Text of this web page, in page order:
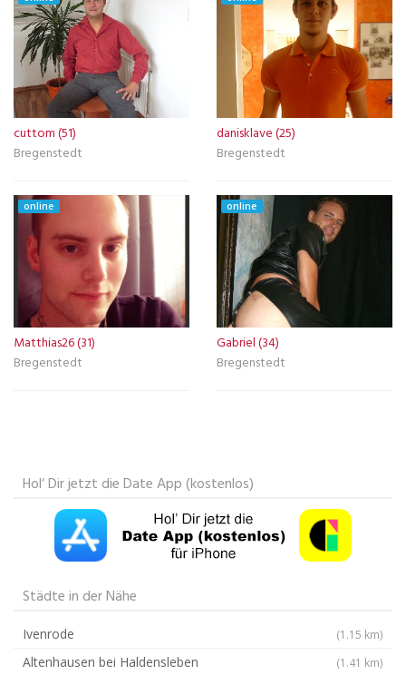
cuttom (51)
Bregenstedt
danisklave (25)
Bregenstedt
online
Matthias26 (31)
Bregenstedt
online
Gabriel (34)
Bregenstedt
Hol‘ Dir jetzt die Date App (kostenlos)
Städte in der Nähe
Ivenrode (1.15 km)
Altenhausen bei Haldensleben (1.41 km)